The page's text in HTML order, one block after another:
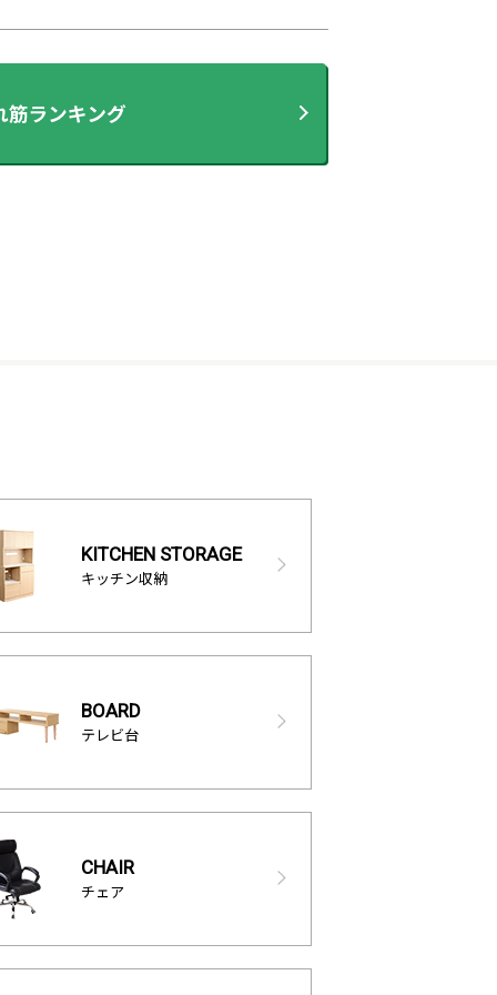
KITCHEN STORAGE
キッチン収納
BOARD
テレビ台
CHAIR
チェア